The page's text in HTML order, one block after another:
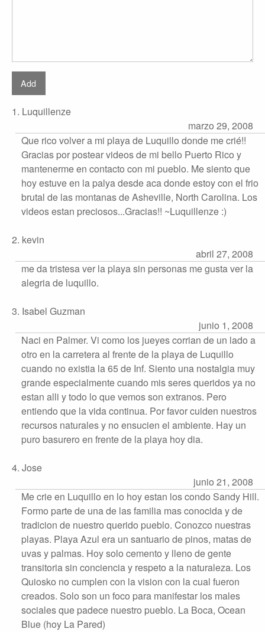
1. Luquillenze
marzo 29, 2008
Que rico volver a mi playa de Luquillo donde me crié!!
Gracias por postear videos de mi bello Puerto Rico y
mantenerme en contacto con mi pueblo. Me siento que
hoy estuve en la palya desde aca donde estoy con el frio
brutal de las montanas de Asheville, North Carolina. Los
videos estan preciosos...Gracias!! ~Luquillenze :)
2. kevin
abril 27, 2008
me da tristesa ver la playa sin personas me gusta ver la
alegria de luquillo.
3. Isabel Guzman
junio 1, 2008
Naci en Palmer. Vi como los jueyes corrian de un lado a
otro en la carretera al frente de la playa de Luquillo
cuando no existia la 65 de Inf. Siento una nostalgia muy
grande especialmente cuando mis seres queridos ya no
estan alli y todo lo que vemos son extranos. Pero
entiendo que la vida continua. Por favor cuiden nuestros
recursos naturales y no ensucien el ambiente. Hay un
puro basurero en frente de la playa hoy dia.
4. Jose
junio 21, 2008
Me crie en Luquillo en lo hoy estan los condo Sandy Hill.
Formo parte de una de las familia mas conocida y de
tradicion de nuestro querido pueblo. Conozco nuestras
playas. Playa Azul era un santuario de pinos, matas de
uvas y palmas. Hoy solo cemento y lleno de gente
transitoria sin conciencia y respeto a la naturaleza. Los
Quiosko no cumplen con la vision con la cual fueron
creados. Solo son un foco para manifestar los males
sociales que padece nuestro pueblo. La Boca, Ocean
Blue (hoy La Pared)